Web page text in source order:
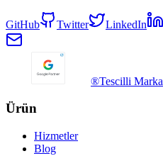
GitHub Twitter LinkedIn
®Tescilli Marka
Ürün
Hizmetler
Blog